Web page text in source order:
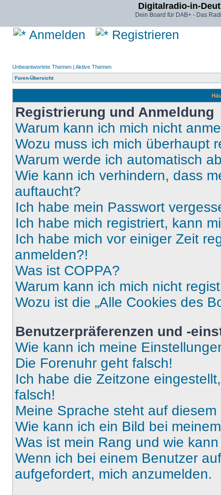
Digitalradio-in-
Dein Board für DAB+ - Das
Anmelden Registrieren
Unbeantwortete Themen | Aktive Themen
Foren-Übersicht
Registrierung und Anmeldung
Warum kann ich mich nicht
Wozu muss ich mich überhaupt
Warum werde ich automatisch
Wie kann ich verhindern, dass
auftaucht?
Ich habe mein Passwort
Ich habe mich registriert, kann
Ich habe mich vor einiger Zeit
anmelden?!
Was ist COPPA?
Warum kann ich mich nicht
Wozu ist die „Alle Cookies des
Benutzerpräferenzen und -
Wie kann ich meine
Die Forenuhr geht falsch!
Ich habe die Zeitzone
falsch!
Meine Sprache steht auf
Wie kann ich ein Bild bei
Was ist mein Rang und wie
Wenn ich bei einem Benutzer
aufgefordert, mich anzumelden.